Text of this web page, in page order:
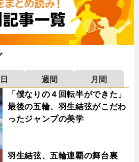
週間
月間
「僕なりの４回転半ができた」
最後の五輪、羽生結弦がこだわ
ったジャンプの美学
羽生結弦、五輪連覇の舞台裏